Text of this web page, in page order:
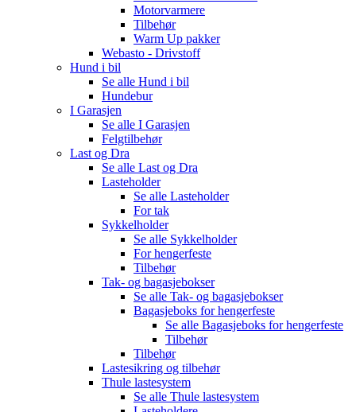
Motorvarmere
Tilbehør
Warm Up pakker
Webasto - Drivstoff
Hund i bil
Se alle Hund i bil
Hundebur
I Garasjen
Se alle I Garasjen
Felgtilbehør
Last og Dra
Se alle Last og Dra
Lasteholder
Se alle Lasteholder
For tak
Sykkelholder
Se alle Sykkelholder
For hengerfeste
Tilbehør
Tak- og bagasjebokser
Se alle Tak- og bagasjebokser
Bagasjeboks for hengerfeste
Se alle Bagasjeboks for hengerfeste
Tilbehør
Tilbehør
Lastesikring og tilbehør
Thule lastesystem
Se alle Thule lastesystem